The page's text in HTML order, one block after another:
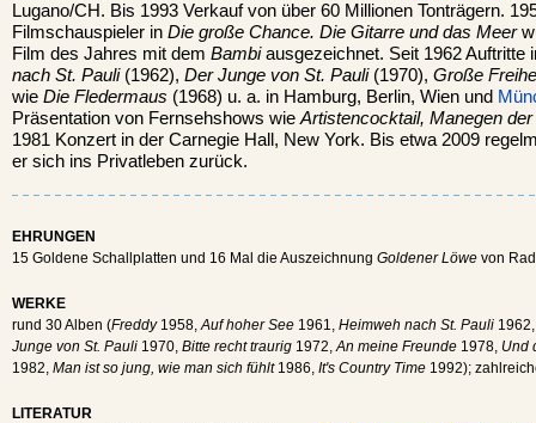
Lugano/CH. Bis 1993 Verkauf von über 60 Millionen Tonträgern.
Filmschauspieler in Die große Chance. Die Gitarre und das Meer
Film des Jahres mit dem Bambiausgezeichnet. Seit 1962 Auftritte
nach St. Pauli(1962), Der Junge von St. Pauli(1970), Große
wie Die Fledermaus (1968) u. a. in Hamburg, Berlin, Wien und
Präsentation von Fernsehshows wie Artistencocktail, Manegen der
1981 Konzert in der Carnegie Hall, New York. Bis etwa 2009
er sich ins Privatleben zurück.
EHRUNGEN
15 Goldene Schallplatten und 16 Mal die Auszeichnung Goldener Löwe von
WERKE
rund 30 Alben (Freddy1958,Auf hoher See 1961, Heimweh nach St. Pauli
Junge von St. Pauli 1970, Bitte recht traurig 1972,An meine Freunde 1978, Und
1982, Man ist so jung, wie man sich fühlt1986, It's Country Time 1992);
LITERATUR